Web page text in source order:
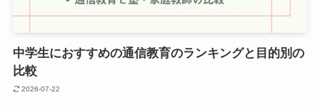
中学生におすすめの通信教育のランキングと目的別の
比較
2026-07-22